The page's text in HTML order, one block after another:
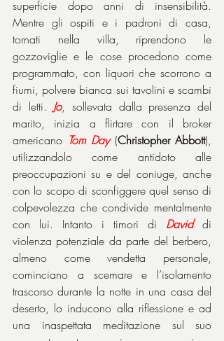
superficie dopo anni di insensibilità.
Mentre gli ospiti e i padroni di casa,
tornati nella villa, riprendono le
gozzoviglie e le cose procedono come
programmato, con liquori che scorrono a
fiumi, polvere bianca sui tavolini e scambi
di letti. Jo, sollevata dalla presenza del
marito, inizia a flirtare con il broker
americano Tom Day (Christopher Abbott),
utilizzandolo come antidoto alle
preoccupazioni su e del coniuge, anche
con lo scopo di sconfiggere quel senso di
colpevolezza che condivide mentalmente
con lui. Intanto i timori di David di
violenza potenziale da parte del berbero,
almeno come vendetta personale,
cominciano a scemare e l’isolamento
trascorso durante la notte in una casa del
deserto, lo inducono alla riflessione e ad
una inaspettata meditazione sul suo